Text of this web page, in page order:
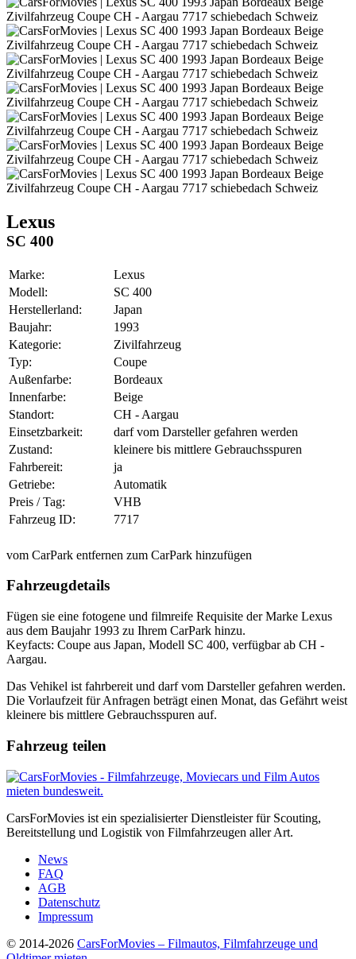
Lexus
SC 400
Marke:
Lexus
Modell:
SC 400
Herstellerland:
Japan
Baujahr:
1993
Kategorie:
Zivilfahrzeug
Typ:
Coupe
Außenfarbe:
Bordeaux
Innenfarbe:
Beige
Standort:
CH - Aargau
Einsetzbarkeit:
darf vom Darsteller gefahren werden
Zustand:
kleinere bis mittlere Gebrauchsspuren
Fahrbereit:
ja
Getriebe:
Automatik
Preis / Tag:
VHB
Fahrzeug ID:
7717
vom CarPark entfernen zum CarPark hinzufügen
Fahrzeugdetails
Fügen sie eine fotogene und filmreife Requisite der Marke Lexus
aus dem Baujahr 1993 zu Ihrem CarPark hinzu.
Keyfacts: Coupe aus Japan, Modell SC 400, verfügbar ab CH -
Aargau.
Das Vehikel ist fahrbereit und darf vom Darsteller gefahren werden.
Die Vorlaufzeit für Anfragen beträgt einen Monat, das Gefährt weist
kleinere bis mittlere Gebrauchsspuren auf.
Fahrzeug teilen
CarsForMovies ist ein spezialisierter Dienstleister für Scouting,
Bereitstellung und Logistik von Filmfahrzeugen aller Art.
News
FAQ
AGB
Datenschutz
Impressum
© 2014-2026 CarsForMovies – Filmautos, Filmfahrzeuge und